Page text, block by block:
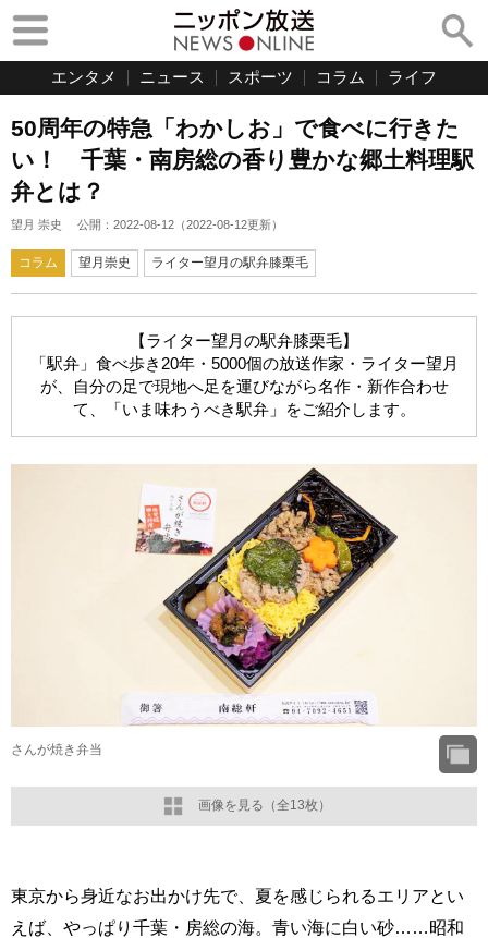
エンタメ ニュース スポーツ コラム ライフ
50周年の特急「わかしお」で食べに行きた
い！ 千葉・南房総の香り豊かな郷土料理駅
弁とは？
望月 崇史 公開： 2022-08-12 （2022-08-12更新）
コラム 望月崇史 ライター望月の駅弁膝栗毛
【ライター望月の駅弁膝栗毛】
「駅弁」食べ歩き20年・5000個の放送作家・ライター望月
が、自分の足で現地へ足を運びながら名作・新作合わせ
て、「いま味わうべき駅弁」をご紹介します。
画像を見る（全13枚）
さんが焼き弁当
東京から身近なお出かけ先で、夏を感じられるエリアとい
えば、やっぱり千葉・房総の海。青い海に白い砂……昭和